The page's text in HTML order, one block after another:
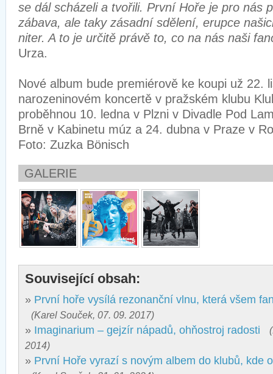
se dál scházeli a tvořili. První Hoře je pro nás
zábava, ale taky zásadní sdělení, erupce
niter. A to je určitě právě to, co na nás naši
Urza.
Nové album bude premiérově ke koupi už 22.
narozeninovém koncertě v pražském klubu
proběhnou 10. ledna v Plzni v Divadle Pod
Brně v Kabinetu múz a 24. dubna v Praze v
Foto: Zuzka Bönisch
GALERIE
Související obsah:
» První hoře vysílá rezonanční vlnu, která všem
(Karel Souček, 07. 09. 2017)
» Imaginarium – gejzír nápadů, ohňostroj radosti
2014)
» První Hoře vyrazí s novým albem do klubů, kde